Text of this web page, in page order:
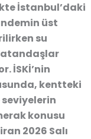
İstanbul’daki
üst
su
İSKİ’nin
kentteki
konusu
2026 Salı